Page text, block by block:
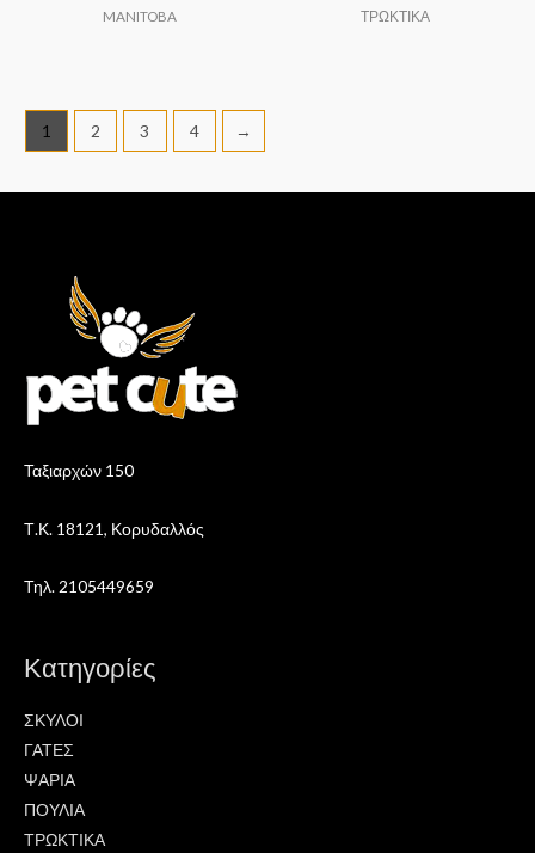
MANITOBA ΤΡΩΚΤΙΚΑ
1 2 3 4 →
Ταξιαρχών 150
Τ.Κ. 18121, Κορυδαλλός
Τηλ. 2105449659
Κατηγορίες
ΣΚΥΛΟΙ
ΓΑΤΕΣ
ΨΑΡΙΑ
ΠΟΥΛΙΑ
ΤΡΩΚΤΙΚΑ